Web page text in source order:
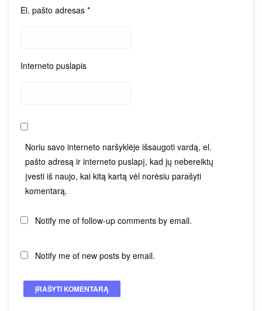
El. pašto adresas *
Interneto puslapis
Noriu savo interneto naršyklėje išsaugoti vardą, el.
pašto adresą ir interneto puslapį, kad jų nebereiktų
įvesti iš naujo, kai kitą kartą vėl norėsiu parašyti
komentarą.
Notify me of follow-up comments by email.
Notify me of new posts by email.